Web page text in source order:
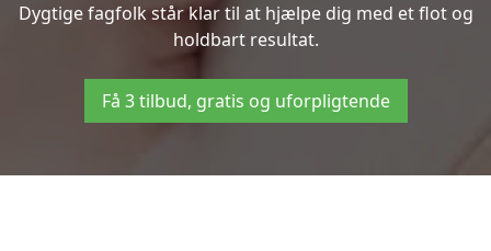
Dygtige fagfolk står klar til at hjælpe dig med et flot og
holdbart resultat.
Få 3 tilbud, gratis og uforpligtende